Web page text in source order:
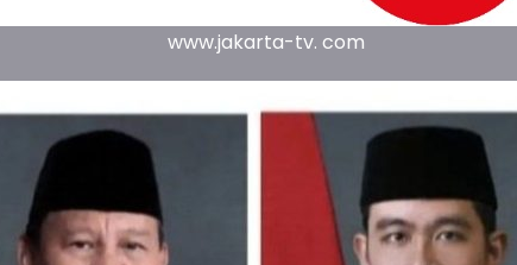
www.jakarta-tv. com